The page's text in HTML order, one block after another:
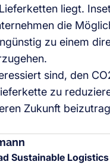
liegt.
die
zu einem
sind, den
zu
Zukunft
Sustainable